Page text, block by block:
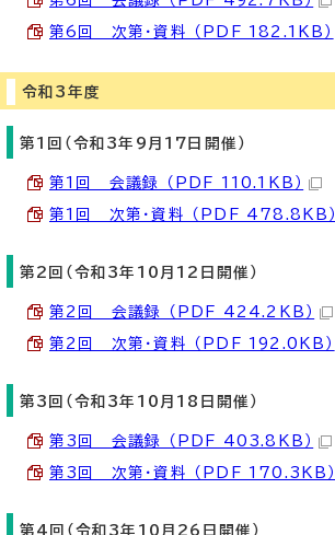
第6回 次第・資料 （PDF 182.1KB）
令和3年度
第1回（令和3年9月17日開催）
第1回 会議録 （PDF 110.1KB）
第1回 次第・資料 （PDF 478.8KB）
第2回（令和3年10月12日開催）
第2回 会議録 （PDF 424.2KB）
第2回 次第・資料 （PDF 192.0KB）
第3回（令和3年10月18日開催）
第3回 会議録 （PDF 403.8KB）
第3回 次第・資料 （PDF 170.3KB）
第4回（令和3年10月26日開催）